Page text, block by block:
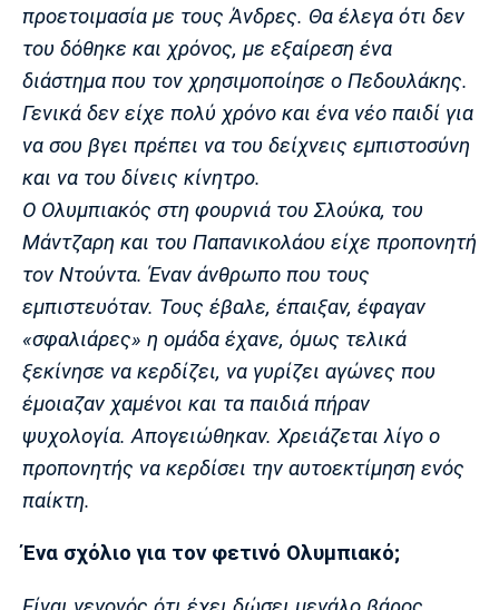
προετοιμασία με τους Άνδρες. Θα έλεγα ότι δεν
του δόθηκε και χρόνος, με εξαίρεση ένα
διάστημα που τον χρησιμοποίησε ο Πεδουλάκης.
Γενικά δεν είχε πολύ χρόνο και ένα νέο παιδί για
να σου βγει πρέπει να του δείχνεις εμπιστοσύνη
και να του δίνεις κίνητρο.
Ο Ολυμπιακός στη φουρνιά του Σλούκα, του
Μάντζαρη και του Παπανικολάου είχε προπονητή
τον Ντούντα. Έναν άνθρωπο που τους
εμπιστευόταν. Τους έβαλε, έπαιξαν, έφαγαν
«σφαλιάρες» η ομάδα έχανε, όμως τελικά
ξεκίνησε να κερδίζει, να γυρίζει αγώνες που
έμοιαζαν χαμένοι και τα παιδιά πήραν
ψυχολογία. Απογειώθηκαν. Χρειάζεται λίγο ο
προπονητής να κερδίσει την αυτοεκτίμηση ενός
παίκτη.
Ένα σχόλιο για τον φετινό Ολυμπιακό;